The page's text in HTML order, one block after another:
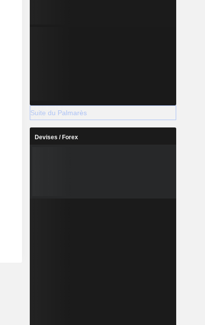
Suite du Palmarès
Devises / Forex